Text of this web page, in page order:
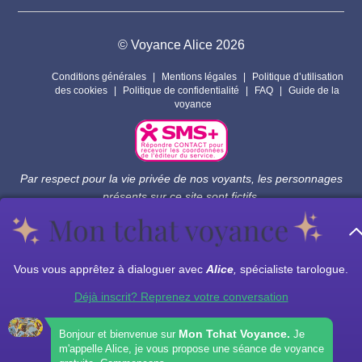
© Voyance Alice 2026
Conditions générales Mentions légales
Politique d’utilisation
des cookies
Politique de confidentialité FAQ
Guide de la
voyance
Par respect pour la vie privée de nos voyants, les personnages
présents sur ce site sont fictifs.
Les prestations de voyance peuvent êtres assurées par des sous
traitants.
Vous vous apprêtez à dialoguer avec Alice spécialiste tarologue.
Déjà inscrit? Reprenez votre conversation
Bonjour et bienvenue sur Mon Tchat Voyance. Je
m'appelle Alice, je vous propose une séance de voyance